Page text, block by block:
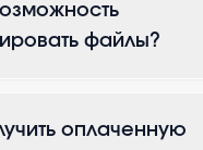
файлы?
оплаченную